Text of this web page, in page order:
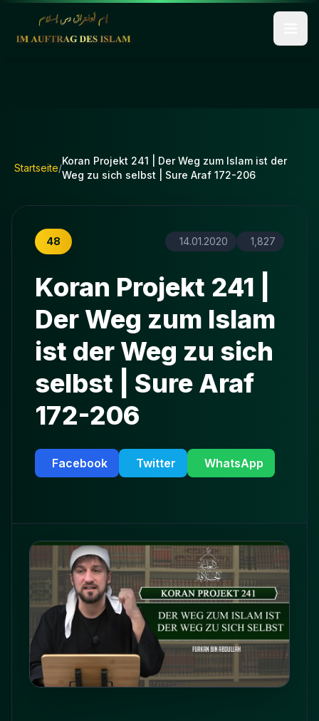
Startseite/
Koran Projekt 241 | Der Weg zum Islam ist der
Weg zu sich selbst | Sure Araf 172-206
48 14.01.2020 1,827
Koran Projekt 241 |
Der Weg zum Islam
ist der Weg zu sich
selbst | Sure Araf
172-206
Facebook Twitter WhatsApp